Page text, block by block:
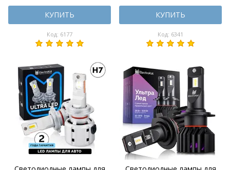
КУПИТЬ
Код: 6177
КУПИТЬ
Код: 6341